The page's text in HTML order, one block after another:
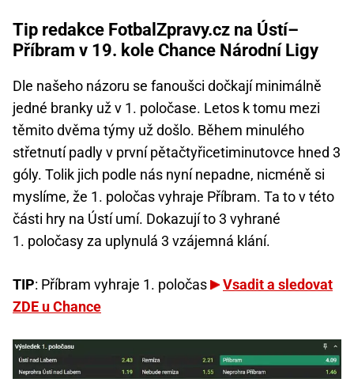
Tip redakce FotbalZpravy.cz na Ústí–
Příbram v 19. kole Chance Národní Ligy
Dle našeho názoru se fanoušci dočkají minimálně
jedné branky už v 1. poločase. Letos k tomu mezi
těmito dvěma týmy už došlo. Během minulého
střetnutí padly v první pětačtyřicetiminutovce hned 3
góly. Tolik jich podle nás nyní nepadne, nicméně si
myslíme, že 1. poločas vyhraje Příbram. Ta to v této
části hry na Ústí umí. Dokazují to 3 vyhrané
1. poločasy za uplynulá 3 vzájemná klání.
TIP: Příbram vyhraje 1. poločas
Vsadit a sledovat
ZDE u Chance